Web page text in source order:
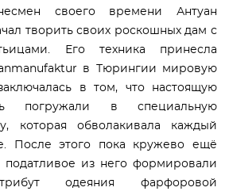
своего времени Антуан
творить своих роскошных дам с
Его техника принесла
в Тюрингии мировую
в том, что настоящую
погружали в специальную
которая обволакивала каждый
После этого пока кружево ещё
податливое из него формировали
одеяния фарфоровой